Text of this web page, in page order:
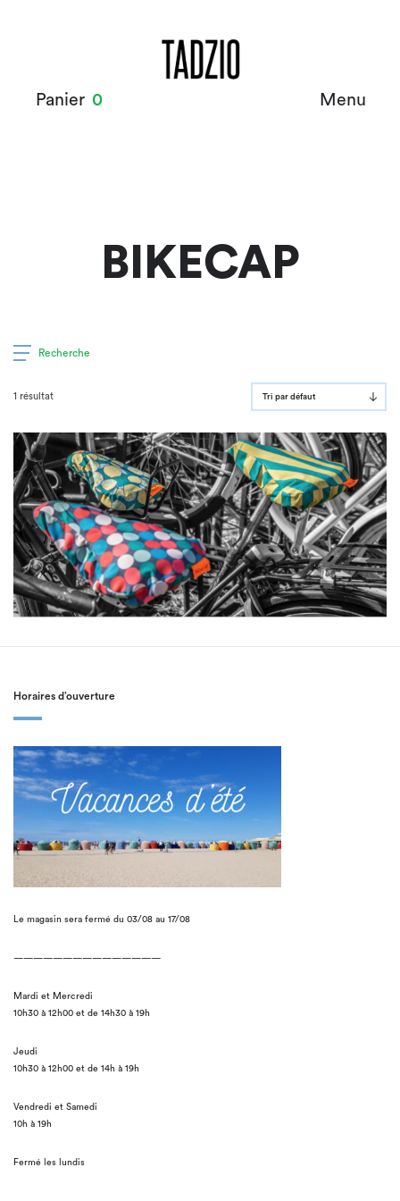
Panier 0 Menu
BIKECAP
Recherche
1 résultat Tri par défaut
Horaires d’ouverture
Le magasin sera fermé du 03/08 au 17/08
———————————————
Mardi et Mercredi
10h30 à 12h00 et de 14h30 à 19h
Jeudi
10h30 à 12h00 et de 14h à 19h
Vendredi et Samedi
10h à 19h
Fermé les lundis